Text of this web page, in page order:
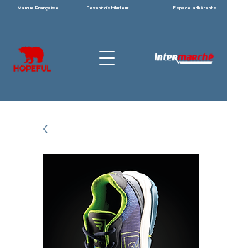
Marque Française Devenir distributeur Espace adhérents